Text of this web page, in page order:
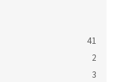
41
2
3